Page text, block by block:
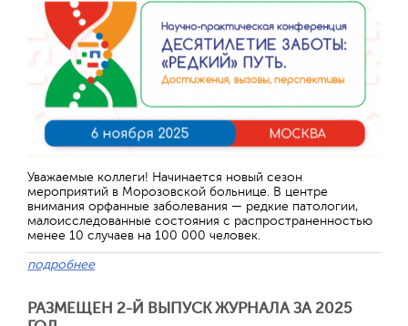
Уважаемые коллеги! Начинается новый сезон
мероприятий в Морозовской больнице. В центре
внимания орфанные заболевания — редкие патологии,
малоисследованные состояния с распространенностью
менее 10 случаев на 100 000 человек.
подробнее
РАЗМЕЩЕН 2-Й ВЫПУСК ЖУРНАЛА ЗА 2025
Отправить